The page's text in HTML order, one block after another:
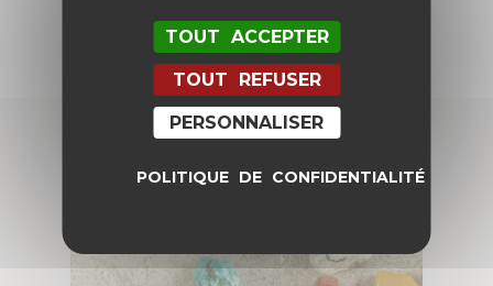
TOUT ACCEPTER
TOUT REFUSER
PERSONNALISER
POLITIQUE DE CONFIDENTIALITÉ